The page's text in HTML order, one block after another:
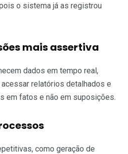
o sistema já as registrou
mais assertiva
dados em tempo real,
relatórios detalhados e
em fatos e não em suposições.
como geração de